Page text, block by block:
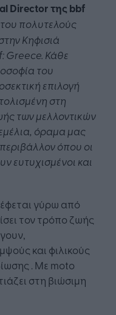
Directorτης bbf
πολυτελούς
Κηφισιά
Greece. Κάθε
του
επιλογή
στη
των μελλοντικών
όραμα μας
όπου οι
ευτυχισμένοι και
γύρω από
τον τρόπο ζωής
και φιλικούς
. Με moto
στη βιώσιμη